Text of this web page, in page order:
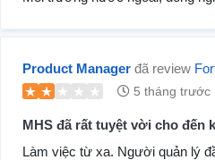
Product Manager đã review
5 tháng trước
MHS đã rất tuyệt vời cho đến
Làm việc từ xa. Người quản lý